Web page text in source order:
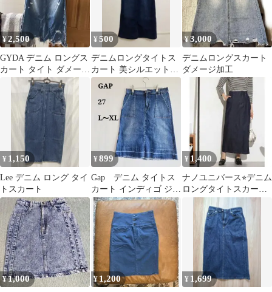
¥2,500
GYDA デニム ロングス
カート タイト ダメージ
¥500
デニムロングタイトス
カート 美シルエット
ウエストゴム仕様
¥3,000
デニムロングスカート
ダメージ加工
¥ 1,150
Lee デニム ロング タイ
トスカート
¥899
Gap デニム タイトス
カート インディゴ ジー
ンズ 27インチ L～
XLブルー
¥1,400
ナノユニバース⭐︎デニム
ロングタイトスカート
インディゴブルー
¥1,000 ¥ 1,200 ¥ 1,699